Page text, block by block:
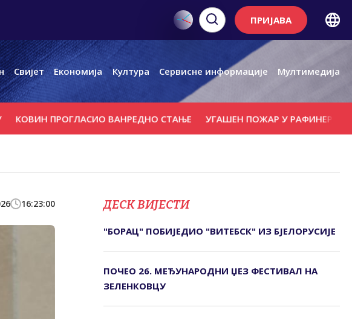
ПРИЈАВА
Свијет Економија Култура Сервисне информације Мултимедија
ПРОГЛАСИО ВАНРЕДНО СТАЊЕ УГАШЕН ПОЖАР У РАФИНЕРИЈИ
16:23:00 ДЕСК ВИЈЕСТИ
"БОРАЦ" ПОБИЈЕДИО "ВИТЕБСК" ИЗ БЈЕЛОРУСИЈЕ
ПОЧЕО 26. МЕЂУНАРОДНИ ЏЕЗ ФЕСТИВАЛ НА
ЗЕЛЕНКОВЦУ